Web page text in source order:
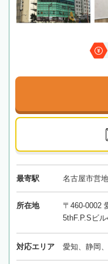
最寄駅 名古屋市営
所在地
〒460-0002
5thF.P.Sビ
対応エリア 愛知、静岡